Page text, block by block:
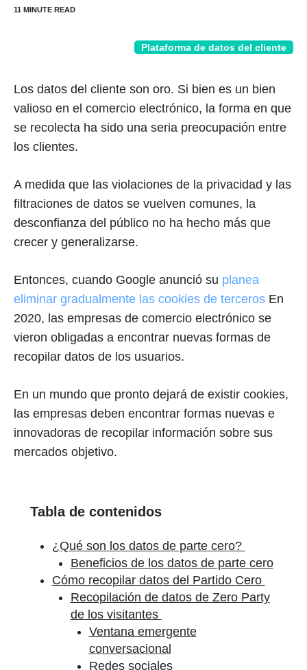
Plataforma de datos del cliente
Los datos del cliente son oro. Si bien es un bien
valioso en el comercio electrónico, la forma en que
se recolecta ha sido una seria preocupación entre
los clientes.
A medida que las violaciones de la privacidad y las
filtraciones de datos se vuelven comunes, la
desconfianza del público no ha hecho más que
crecer y generalizarse.
Entonces, cuando Google anunció su planea
eliminar gradualmente las cookies de terceros En
2020, las empresas de comercio electrónico se
vieron obligadas a encontrar nuevas formas de
recopilar datos de los usuarios.
En un mundo que pronto dejará de existir cookies,
las empresas deben encontrar formas nuevas e
innovadoras de recopilar información sobre sus
mercados objetivo.
Tabla de contenidos
¿Qué son los datos de parte cero?
Beneficios de los datos de parte cero
Cómo recopilar datos del Partido Cero
Recopilación de datos de Zero Party
de los visitantes
Ventana emergente
conversacional
Redes sociales